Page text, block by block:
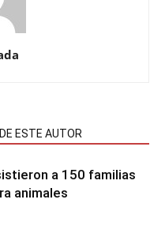
ESTE AUTOR
a 150 familias
animales